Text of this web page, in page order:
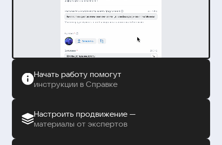
Начать работу помогут
инструкции в Справке
Настроить продвижение —
материалы от экспертов